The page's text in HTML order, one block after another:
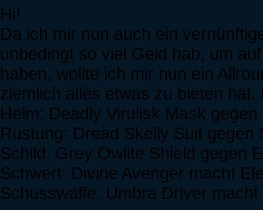
Hi!
Da ich mir nun auch ein
unbedingt so viel Geld hab, um
haben, wollte ich mir nun ein
ziemlich alles etwas zu bieten
Helm: Deadly Virulisk Mask
Rüstung: Dread Skelly Suit
Schild: Grey Owlite Shield gegen
Schwert: Divine Avenger macht
Schusswaffe: Umbra Driver